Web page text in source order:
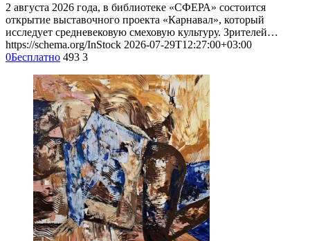
2 августа 2026 года, в библиотеке «СФЕРА» состоится
открытие выставочного проекта «Карнавал», который
исследует средневековую смеховую культуру. Зрителей…
https://schema.org/InStock 2026-07-29T12:27:00+03:00
0Бесплатно 493 3